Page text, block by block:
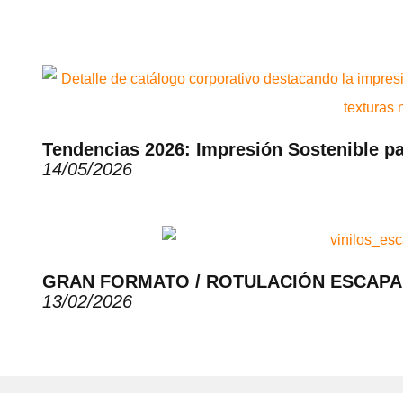
Tendencias 2026: Impresión Sostenible
14/05/2026
GRAN FORMATO / ROTULACIÓN
13/02/2026